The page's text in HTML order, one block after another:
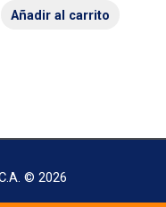
Añadir al carrito
© 2026